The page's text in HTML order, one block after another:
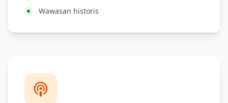
Wawasan historis